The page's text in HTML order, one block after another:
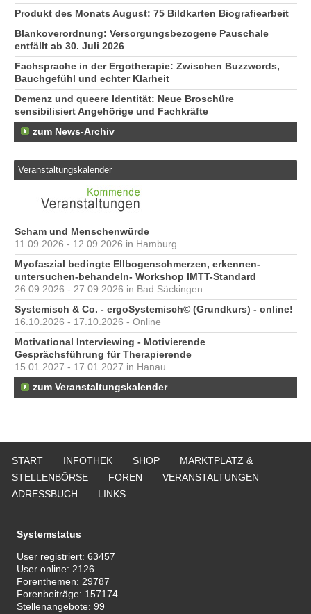
Produkt des Monats August: 75 Bildkarten Biografiearbeit
Blankoverordnung: Versorgungsbezogene Pauschale
entfällt ab 30. Juli 2026
Fachsprache in der Ergotherapie: Zwischen Buzzwords,
Bauchgefühl und echter Klarheit
Demenz und queere Identität: Neue Broschüre
sensibilisiert Angehörige und Fachkräfte
zum News-Archiv
Veranstaltungskalender
Scham und Menschenwürde
11.09.2026 - 12.09.2026 in Hamburg
Myofaszial bedingte Ellbogenschmerzen, erkennen-
untersuchen-behandeln- Workshop IMTT-Standard
26.09.2026 - 27.09.2026 in Bad Säckingen
Systemisch & Co. - ergoSystemisch© (Grundkurs) - online!
16.10.2026 - 17.10.2026 - Online
Motivational Interviewing - Motivierende
Gesprächsführung für Therapierende
15.01.2027 - 17.01.2027 in Hanau
zum Veranstaltungskalender
START INFOTHEK SHOP
MARKTPLATZ &
STELLENBÖRSE
FOREN
VERANSTALTUNGEN
ADRESSBUCH
LINKS
Systemstatus
User registriert:63457
User online: 2126
Forenthemen: 29787
Forenbeiträge: 157174
Stellenangebote:99